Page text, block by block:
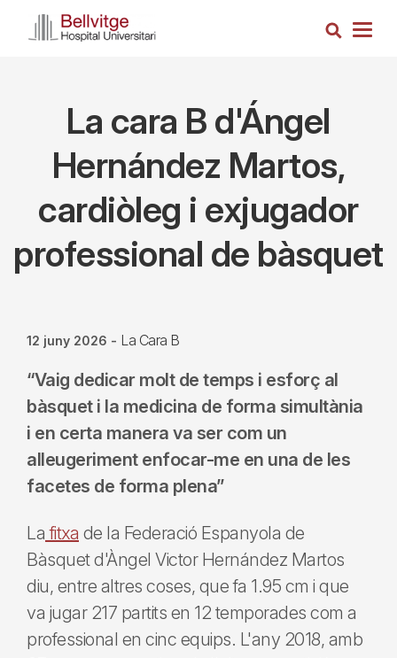
Cerca
La cara B d'Ángel
Hernández Martos,
cardiòleg i exjugador
professional de bàsquet
12 juny 2026 - La Cara B
“Vaig dedicar molt de temps i esforç al
bàsquet i la medicina de forma simultània
i en certa manera va ser com un
alleugeriment enfocar-me en una de les
facetes de forma plena”
La fitxa de la Federació Espanyola de
Bàsquet d'Àngel Victor Hernández Martos
diu, entre altres coses, que fa 1.95 cm i que
va jugar 217 partits en 12 temporades com a
professional en cinc equips. L'any 2018, amb